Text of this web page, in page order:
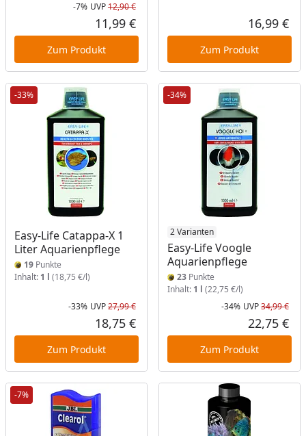
Rabatt in Prozent
-7%
Ursprünglicher Preis
UVP12,90 €
Aktueller Preis
11,99 €
Zum Produkt
16,99 €
Zum Produkt
-33%
Easy-Life Catappa-X 1
Liter Aquarienpflege
19 Punkte
Inhalt: 1 l (18,75 €/l)
Rabatt in Prozent
-33%
Ursprünglicher Preis
UVP27,99 €
Aktueller Preis
18,75 €
Zum Produkt
-34%
2 Varianten
Easy-Life Voogle
Aquarienpflege
23Punkte
Inhalt: 1 l (22,75 €/l)
-34% UVP34,99 €
22,75 €
Zum Produkt
-7%